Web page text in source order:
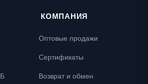
КОМПАНИЯ
Оптовые продажи
Сертификаты
Возврат и обмен